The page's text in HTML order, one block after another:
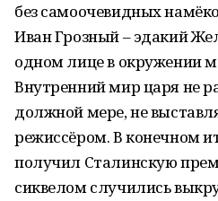
без самоочевидных
Иван Грозный – эдакий
одном лице в окружении
Внутренний мир царя не
должной мере, не
режиссёром. В конечном
получил Сталинскую
сиквелом случились